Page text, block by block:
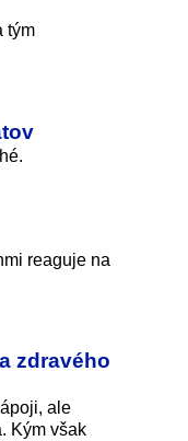
tým
reaguje na
zdravého
ale
Kým však